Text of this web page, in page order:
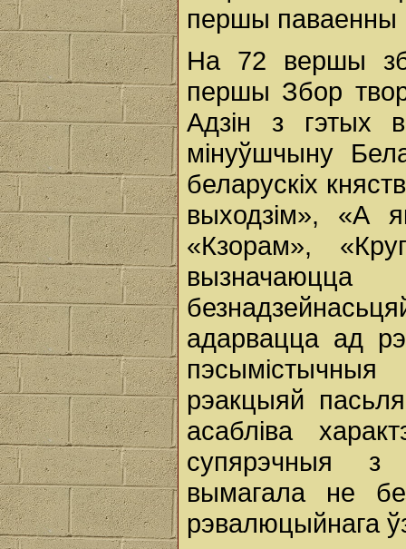
першы паваенны
На 72 вершы
першы Збор
Адзін з гэтых
мінуўшчыну
беларускіх
выходзім», «А
«Кзорам»,
адарвацца ад
пэсымістычныя
рэакцыяй
асабліва
супярэчныя з
вымагала не
рэвалюцыйнага